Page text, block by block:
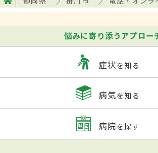
悩みに寄り添うアプロー
症状を知る
病気を知る
病院を探す